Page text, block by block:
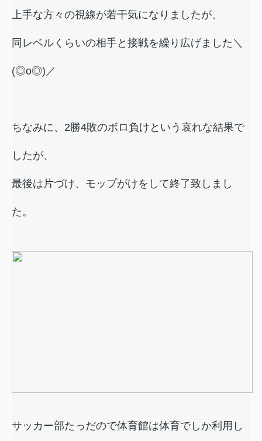
上手な方々の視線が若干気になりましたが、
同レベルくらいの相手と接戦を繰り広げました＼
(◎o◎)／
ちなみに、2勝4敗のボロ負けという哀れな結果で
したが、
最後は片づけ、モップがけをして終了致しまし
た。
サッカー部たっだので体育館は体育でしか利用し